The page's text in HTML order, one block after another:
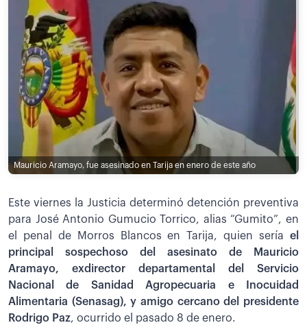
Mauricio Aramayo, fue asesinado en Tarija en enero de este año
Este viernes la Justicia determinó detención preventiva
para José Antonio Gumucio Torrico, alias “Gumito”, en
el penal de Morros Blancos en Tarija, quien sería el
principal sospechoso del asesinato de Mauricio
Aramayo, exdirector departamental del Servicio
Nacional de Sanidad Agropecuaria e Inocuidad
Alimentaria (Senasag), y amigo cercano del presidente
Rodrigo Paz, ocurrido el pasado 8 de enero.